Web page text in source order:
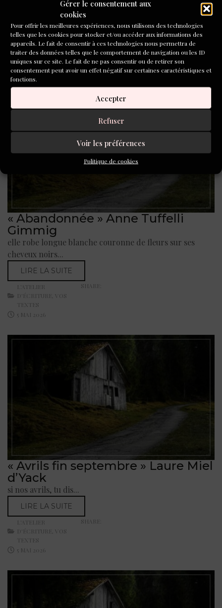
Gérer le consentement aux
cookies
Pour offrir les meilleures expériences, nous utilisons des technologies
telles que les cookies pour stocker et/ou accéder aux informations des
appareils. Le fait de consentir à ces technologies nous permettra de
traiter des données telles que le comportement de navigation ou les ID
uniques sur ce site. Le fait de ne pas consentir ou de retirer son
consentement peut avoir un effet négatif sur certaines caractéristiques et
fonctions.
Accepter
Refuser
Voir les préférences
Politique de cookies
des branches qui s’interpellent toi là, viens...
LIRE LA SUITE
L'ATELIER
D'ÉCRITURE, VOS
TEXTES
5 MAI 2026
SHARE:
« Abandonnée » Anne Tuffelli
Gimmig
elle robe longue blanche couronne de fleurs sur ses
cheveux noirs...
LIRE LA SUITE
L'ATELIER
D'ÉCRITURE
VOS
TEXTES
5 MAI 2026
SHARE:
« Avrils fin septembre » Laure Miel
d’Yack
si nos avrils, tu dis...
LIRE LA SUITE
L'ATELIER
D'ÉCRITURE , VOS
TEXTES
5 MAI 2026
SHARE: